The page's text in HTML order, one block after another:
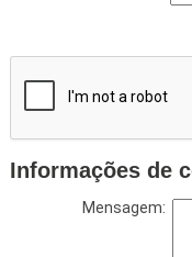
Informações de
Mensagem: